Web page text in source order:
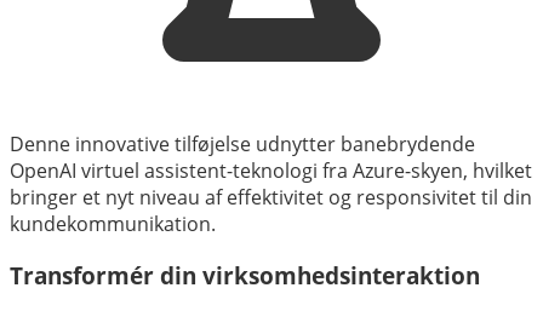
Denne innovative tilføjelse udnytter banebrydende
OpenAI virtuel assistent-teknologi fra Azure-skyen, hvilket
bringer et nyt niveau af effektivitet og responsivitet til din
kundekommunikation.
Transformér din virksomhedsinteraktion